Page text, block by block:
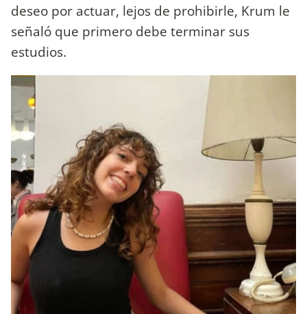
deseo por actuar, lejos de prohibirle, Krum le
señaló que primero debe terminar sus
estudios.